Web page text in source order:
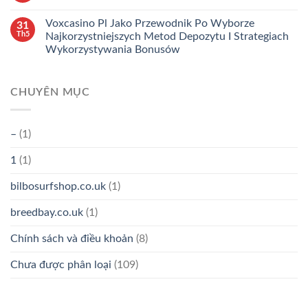
31
Th5
Voxcasino Pl Jako Przewodnik Po Wyborze
Najkorzystniejszych Metod Depozytu I Strategiach
Wykorzystywania Bonusów
CHUYÊN MỤC
– (1)
1 (1)
bilbosurfshop.co.uk (1)
breedbay.co.uk (1)
Chính sách và điều khoản (8)
Chưa được phân loại (109)